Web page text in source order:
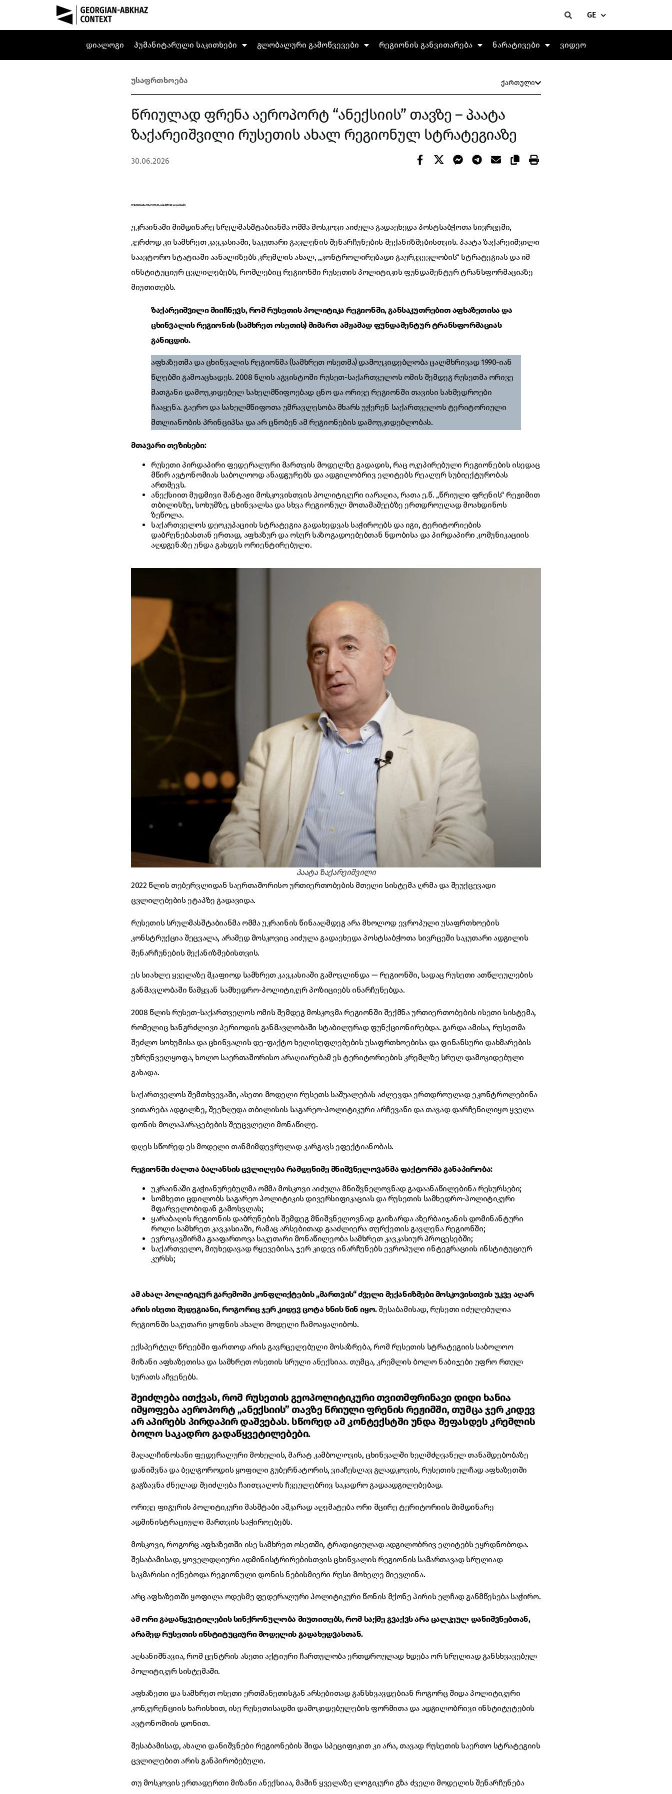
GE
დიალოგი ჰუმანიტარული საკითხები გლობალური გამოწვევები რეგიონის განვითარება ნარატივები ვიდეო
უსაფრთხოება ქართული
წრიულად ფრენა აეროპორტ “ანექსიის” თავზე – პაატა
ზაქარეიშვილი რუსეთის ახალ რეგიონულ სტრატეგიაზე
30.06.2026
რუსეთის ახალი პოლიტიკა სამხრეთ კავკასიაში
უკრაინაში მიმდინარე სრულმასშტაბიანმა ომმა მოსკოვი აიძულა გადაეხედა პოსტსაბჭოთა სივრცეში,
კერძოდ კი სამხრეთ კავკასიაში, საკუთარი გავლენის შენარჩუნების მექანიზმებისთვის. პაატა ზაქარეიშვილი
საავტორო სტატიაში აანალიზებს კრემლის ახალ, „კონტროლირებადი გაურკვევლობის“ სტრატეგიას და იმ
ინსტიტუციურ ცვლილებებს, რომლებიც რეგიონში რუსეთის პოლიტიკის ფუნდამენტურ ტრანსფორმაციაზე
მიუთითებს.
ზაქარეიშვილი მიიჩნევს, რომ რუსეთის პოლიტიკა რეგიონში, განსაკუთრებით აფხაზეთისა და
ცხინვალის რეგიონის (სამხრეთ ოსეთის) მიმართ ამჟამად ფუნდამენტურ ტრანსფორმაციას
განიცდის.
აფხაზეთმა და ცხინვალის რეგიონმა (სამხრეთ ოსეთმა) დამოუკიდებლობა ცალმხრივად 1990-იან
წლებში გამოაცხადეს. 2008 წლის აგვისტოში რუსეთ-საქართველოს ომის შემდეგ რუსეთმა ორივე
მათგანი დამოუკიდებელ სახელმწიფოებად ცნო და ორივე რეგიონში თავისი სახმედროები
ჩააყენა. გაერო და სახელმწიფოთა უმრავლესობა მხარს უჭერენ საქართველოს ტერიტორიული
მთლიანობის პრინციპსა და არ ცნობენ ამ რეგიონების დამოუკიდებლობას.
მთავარი თეზისები:
რუსეთი პირდაპირი ფედერალური მართვის მოდელზე გადადის, რაც ოკუპირებული რეგიონების ისედაც
მწირ ავტონომიას საბოლოოდ ანადგურებს და ადგილობრივ ელიტებს რეალურ სუბიექტურობას
ართმევს.
ანექსიით მუდმივი შანტაჟი მოსკოვისთვის პოლიტიკური იარაღია, რათა ე.წ. „წრიული ფრენის“ რეჟიმით
თბილისზე, სოხუმზე, ცხინვალსა და სხვა რეგიონულ მოთამაშეებზე ერთდროულად მოახდინოს
ზეწოლა.
საქართველოს დეოკუპაციის სტრატეგია გადახედვას საჭიროებს და იგი, ტერიტორიების
დაბრუნებასთან ერთად, აფხაზურ და ოსურ საზოგადოებებთან ნდობისა და პირდაპირი კომუნიკაციის
აღდგენაზე უნდა გახდეს ორიენტირებული.
პაატა ზაქარეიშვილი
2022 წლის თებერვლიდან საერთაშორისო ურთიერთობების მთელი სისტემა ღრმა და შეუქცევადი
ცვლილებების ეტაპზე გადავიდა.
რუსეთის სრულმასშტაბიანმა ომმა უკრაინის წინააღმდეგ არა მხოლოდ ევროპული უსაფრთხოების
კონსტრუქცია შეცვალა, არამედ მოსკოვიც აიძულა გადაეხედა პოსტსაბჭოთა სივრცეში საკუთარი ადგილის
შენარჩუნების მექანიზმებისთვის.
ეს სიახლე ყველაზე მკაფიოდ სამხრეთ კავკასიაში გამოვლინდა — რეგიონში, სადაც რუსეთი ათწლეულების
განმავლობაში წამყვან სამხედრო-პოლიტიკურ პოზიციებს ინარჩუნებდა.
2008 წლის რუსეთ-საქართველოს ომის შემდეგ მოსკოვმა რეგიონში შექმნა ურთიერთობების ისეთი სისტემა,
რომელიც ხანგრძლივი პერიოდის განმავლობაში სტაბილურად ფუნქციონირებდა. გარდა ამისა, რუსეთმა
შეძლო სოხუმისა და ცხინვალის დე-ფაქტო ხელისუფლებების უსაფრთხოებისა და ფინანსური დახმარების
უზრუნველყოფა, ხოლო საერთაშორისო არაღიარებამ ეს ტერიტორიების კრემლზე სრულ დამოკიდებული
გახადა.
საქართველოს შემთხვევაში, ასეთი მოდელი რუსეთს საშუალებას აძლევდა ერთდროულად ეკონტროლებინა
ვითარება ადგილზე, შეეზღუდა თბილისის საგარეო-პოლიტიკური არჩევანი და თავად დარჩენილიყო ყველა
დონის მოლაპარაკებების შეუცვლელი მონაწილე.
დღეს სწორედ ეს მოდელი თანმიმდევრულად კარგავს ეფექტიანობას.
რეგიონში ძალთა ბალანსის ცვლილება რამდენიმე მნიშვნელოვანმა ფაქტორმა განაპირობა:
უკრაინაში გაჭიანურებულმა ომმა მოსკოვი აიძულა მნიშვნელოვნად გადაანაწილებინა რესურსები;
სომხეთი ცდილობს საგარეო პოლიტიკის დივერსიფიკაციას და რუსეთის სამხედრო-პოლიტიკური
მფარველობიდან გამოსვლას;
ყარაბაღის რეგიონის დაბრუნების შემდეგ მნიშვნელოვნად გაიზარდა აზერბაიჯანის დომინანტური
როლი სამხრეთ კავკასიაში, რამაც არსებითად გააძლიერა თურქეთის გავლენა რეგიონში;
ევროკავშირმა გააფართოვა საკუთარი მონაწილეობა სამხრეთ კავკასიურ პროცესებში;
საქართველო, მიუხედავად რყევებისა, ჯერ კიდევ ინარჩუნებს ევროპული ინტეგრაციის ინსტიტუციურ
კურსს;
ამ ახალ პოლიტიკურ გარემოში კონფლიქტების „მართვის“ ძველი მექანიზმები მოსკოვისთვის უკვე აღარ
არის ისეთი შედეგიანი, როგორიც ჯერ კიდევ ცოტა ხნის წინ იყო. შესაბამისად, რუსეთი იძულებულია
რეგიონში საკუთარი ყოფნის ახალი მოდელი ჩამოაყალიბოს.
ექსპერტულ წრეებში ფართოდ არის გავრცელებული მოსაზრება, რომ რუსეთის სტრატეგიის საბოლოო
მიზანი აფხაზეთისა და სამხრეთ ოსეთის სრული ანექსიაა. თუმცა, კრემლის ბოლო ნაბიჯები უფრო რთულ
სურათს აჩვენებს.
შეიძლება ითქვას, რომ რუსეთის გეოპოლიტიკური თვითმფრინავი დიდი ხანია
იმყოფება აეროპორტ „ანექსიის” თავზე წრიული ფრენის რეჟიმში, თუმცა ჯერ კიდევ
არ აპირებს პირდაპირ დაშვებას. სწორედ ამ კონტექსტში უნდა შეფასდეს კრემლის
ბოლო საკადრო გადაწყვეტილებები.
მაღალჩინოსანი ფედერალური მოხელის, მარატ კამბოლოვის, ცხინვალში ხელმძღვანელ თანამდებობაზე
დანიშვნა და ბელგოროდის ყოფილი გუბერნატორის, ვიაჩესლავ გლადკოვის, რუსეთის ელჩად აფხაზეთში
გაგზავნა ძნელად შეიძლება ჩაითვალოს ჩვეულებრივ საკადრო გადაადგილებებად.
ორივე ფიგურის პოლიტიკური მასშტაბი აშკარად აღემატება ორი მცირე ტერიტორიის მიმდინარე
ადმინისტრაციული მართვის საჭიროებებს.
მოსკოვი, როგორც აფხაზეთში ისე სამხრეთ ოსეთში, ტრადიციულად ადგილობრივ ელიტებს ეყრდნობოდა.
შესაბამისად, ყოველდღიური ადმინისტრირებისთვის ცხინვალის რეგიონის სამართავად სრულიად
საკმარისი იქნებოდა რეგიონული დონის ნებისმიერი რუსი მოხელე მიევლინა.
არც აფხაზეთში ყოფილა ოდესმე ფედერალური პოლიტიკური წონის მქონე პირის ელჩად განმწესება საჭირო.
ამ ორი გადაწყვეტილების სინქრონულობა მიუთითებს, რომ საქმე გვაქვს არა ცალკეულ დანიშვნებთან,
არამედ რუსეთის ინსტიტუციური მოდელის გადახედვასთან.
აღსანიშნავია, რომ ცენტრის ასეთი აქტიური ჩართულობა ერთდროულად ხდება ორ სრულიად განსხვავებულ
პოლიტიკურ სისტემაში.
აფხაზეთი და სამხრეთ ოსეთი ერთმანეთისგან არსებითად განსხვავდებიან როგორც შიდა პოლიტიკური
კონკურენციის ხარისხით, ისე რუსეთისადმი დამოკიდებულების ფორმითა და ადგილობრივი ინსტიტუტების
ავტონომიის დონით.
შესაბამისად, ახალი დანიშვნები რეგიონების შიდა სპეციფიკით კი არა, თავად რუსეთის საერთო სტრატეგიის
ცვლილებით არის განპირობებული.
თუ მოსკოვის ერთადერთი მიზანი ანექსიაა, მაშინ ყველაზე ლოგიკური გზა ძველი მოდელის შენარჩუნება